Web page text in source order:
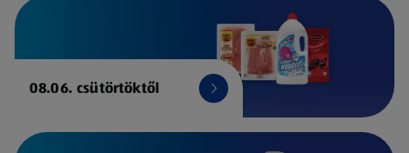
08.06. csütörtöktől